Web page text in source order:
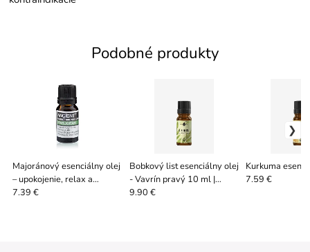
Podobné produkty
Majoránový esenciálny olej
– upokojenie, relax a
spánok
7.39 €
Bobkový list esenciálny olej
- Vavrín pravý 10 ml |
Laurus nobilis
9.90 €
Kurkuma
7.59 €